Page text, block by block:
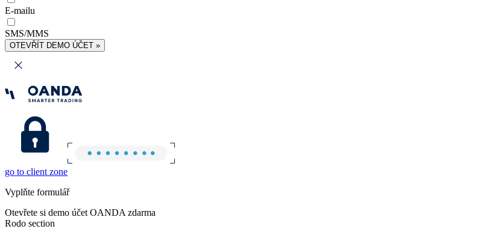
E-mailu
SMS/MMS
OTEVŘÍT DEMO ÚČET »
go to client zone
Vyplňte formulář
Otevřete si demo účet OANDA zdarma
Rodo section